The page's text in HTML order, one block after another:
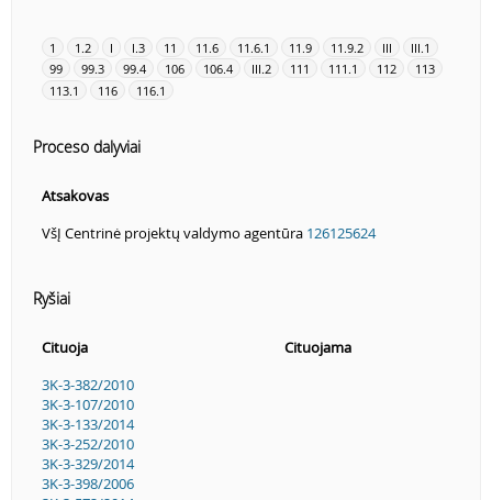
1 1.2 I I.3 11 11.6 11.6.1 11.9 11.9.2 III
III.1
99
99.3 99.4 106 106.4 III.2 111 111.1 112
113
113.1
116 116.1
Proceso dalyviai
Atsakovas
VšĮ Centrinė projektų valdymo agentūra 126125624
Ryšiai
Cituoja
Cituojama
3K-3-382/2010
3K-3-107/2010
3K-3-133/2014
3K-3-252/2010
3K-3-329/2014
3K-3-398/2006